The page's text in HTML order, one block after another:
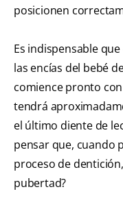
posicionen
Es indispensable
las encías del bebé
comience pronto
tendrá
el último diente de
pensar que, cuando
proceso de
pubertad?